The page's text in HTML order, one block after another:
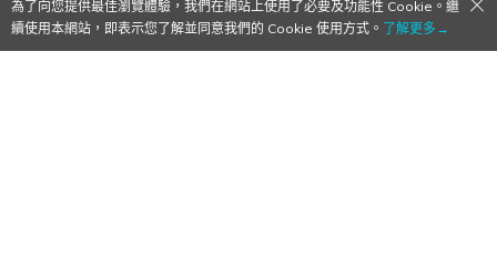
為了向您提供最佳瀏覽體驗，我們在網站上使用了必要及功能性 Cookie。繼
續使用本網站，即表示您了解並同意我們的 Cookie 使用方式。 了解更多→